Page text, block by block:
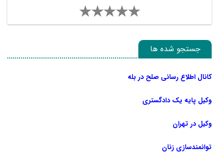
جستجو شده ها
کانال اطلاع رسانی صلح در بله
وکیل پایه یک دادگستری
وکیل در تهران
توانمندسازی زنان